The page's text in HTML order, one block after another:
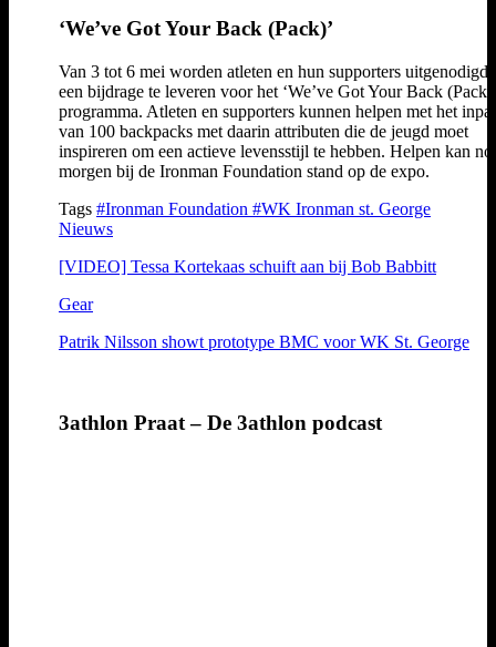
‘We’ve Got Your Back (Pack)’
Van 3 tot 6 mei worden atleten en hun supporters uitgenodigd
een bijdrage te leveren voor het ‘We’ve Got Your Back (Pack)’
programma. Atleten en supporters kunnen helpen met het
van 100 backpacks met daarin attributen die de jeugd moet
inspireren om een actieve levensstijl te hebben. Helpen kan
morgen bij de Ironman Foundation stand op de expo.
Tags #Ironman Foundation #WK Ironman st. George
Nieuws
[VIDEO] Tessa Kortekaas schuift aan bij Bob Babbitt
Gear
Patrik Nilsson showt prototype BMC voor WK St. George
3athlon Praat – De 3athlon podcast